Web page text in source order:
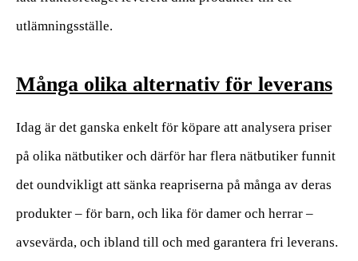
utlämningsställe.
Många olika alternativ för leverans
Idag är det ganska enkelt för köpare att analysera priser
på olika nätbutiker och därför har flera nätbutiker funnit
det oundvikligt att sänka reapriserna på många av deras
produkter – för barn, och lika för damer och herrar –
avsevärda, och ibland till och med garantera fri leverans.